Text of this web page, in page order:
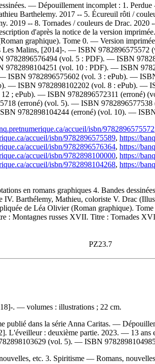
— Dépouillement incomplet : 1.
Barthelemy. 2017 -- 5. Écureuil rôti /
2019 -- 8. Tornades / couleurs de Drac.
d'après la notice de la version
graphique). Tome 0. — Version
Les Malins, [2014]-. — ISBN 9782896575572
9782896576494 (vol. 5 : PDF). — ISBN
9782898104251 (vol. 10 : PDF). — ISBN
— ISBN 9782896575602 (vol. 3 : ePub). —
— ISBN 9782898102202 (vol. 8 : ePub). —
12 ; ePub). — ISBN 9782896572311 (erroné)
(erroné) (vol. 5). — ISBN 9782896577538
9782898104244 (erroné) (vol. 10). —
accueil/isbn/9782896575572
accueil/isbn/9782896575589, https://
accueil/isbn/9782896576364, https://
accueil/isbn/9782898100000, https://
accueil/isbn/9782898104268, https://
en romans graphiques 4. Bandes
Barthélemy, Mathieu, coloriste V. Drac
de Léa Olivier (Roman graphique).
: Montagnes russes XVII. Titre : Tornades
PZ23.7
. — volumes : illustrations ; 22 cm.
publié dans la série Anna Caritas. —
L'éveilleur : deuxième partie. 2023. — 13
(vol. 5). — ISBN
etc. 3. Spiritisme — Romans,